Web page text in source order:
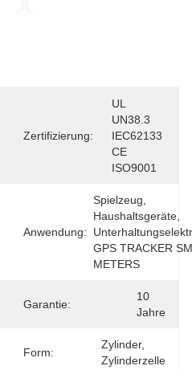
Zertifizierung:
UL
UN38.3
IEC62133
CE
ISO9001
Anwendung:
Spielzeug,
Haushaltsgeräte,
GPS TRACKER
METERS
Garantie:
10
Jahre
Form:
Zylinder,
Zylinderzelle